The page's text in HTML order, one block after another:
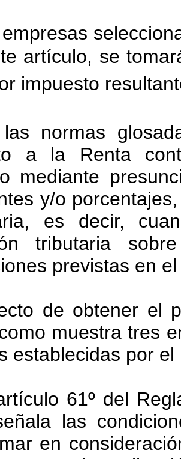
artículo, se
impuesto
normas
a la Renta
mediante
y/o
es decir,
tributaria
previstas en
de obtener el
muestra tres
establecidas por
61º del
las
en